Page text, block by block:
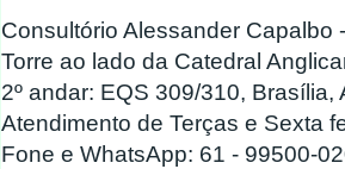
Consultório Alessander Capalbo
Torre ao lado da Catedral
2º andar: EQS 309/310,
Atendimento de Terças e Sexta
Fone e WhatsApp: 61 - 99500-